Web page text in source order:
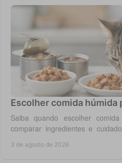
Escolher comida húmida
Saiba quando escolher
comparar ingredientes e
3 de agosto de 2026